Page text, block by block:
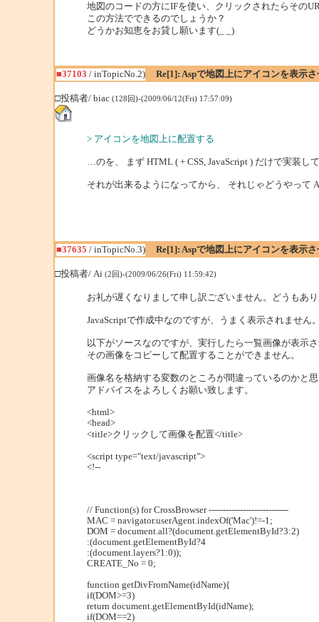
地図のコードの方にIFを使い、クリックされたらその
この方法でできるのでしょうか？
どうかお知恵をお貸し願います(_ _)
■37103 / inTopicNo.2)
Re[1]: Aspで地図上にアイコンを表示さ
□投稿者/ biac (128回)-(2009/06/12(Fri) 17:57:09)
> アイコンを地図上に配置する
…のを、 まず HTML ( + CSS, JavaScript ) だけで実装し
それが出来るようになってから、 それじゃどうやって
■37635 / inTopicNo.3)
Re[1]: Aspで地図上にアイコンを表示さ
□投稿者/ Ai (2回)-(2009/06/26(Fri) 11:59:42)
お礼が遅くなりまして申し訳ございません。どうもあり
JavaScriptで作成中なのですが、うまく表示されません。
以下がソースなのですが、実行したら一覧画像が表示
その画像をコピーして配置することができません。
画像名を格納する変数のところが間違っているのかと
アドバイスをよろしくお願い致します。
<html>
<head>
<title>クリックして画像を配置</title>
<script type="text/javascript">
<!--
// Function(s) for CrossBrowser ----------------------------
MAC = navigator.userAgent.indexOf('Mac')!=-1;
DOM = document.all?(document.getElementById?3:2)
:(document.getElementById?4
:(document.layers?1:0));
CREATE_No = 0;
function getDivFromName(idName){
if(DOM>=3)
return document.getElementById(idName);
if(DOM==2)